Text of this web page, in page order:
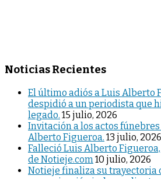
Noticias Recientes
El último adiós a Luis Alberto
despidió a un periodista que
legado. 15 julio, 2026
Invitación a los actos
Alberto Figueroa. 13 julio, 2026
Falleció Luis Alberto
de Notieje.com 10 julio, 2026
Notieje finaliza su trayectoria